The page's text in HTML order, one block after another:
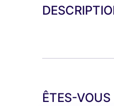
ÊTES-VOUS